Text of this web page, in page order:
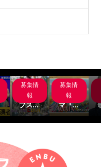
募集情
報
主演募
集‼サ
ブス...
募集情
報
サブス
クシネ
マ『...